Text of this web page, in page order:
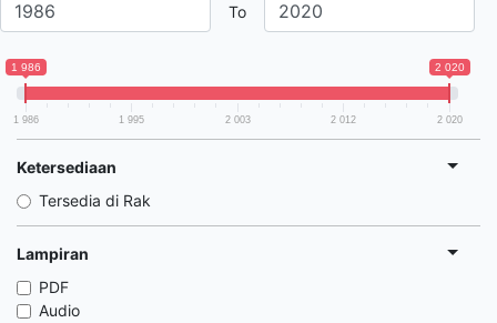
To
1 986 2 020
1 986 1 995 2 003 2 012 2 020
Ketersediaan
Tersedia di Rak
Lampiran
PDF
Audio